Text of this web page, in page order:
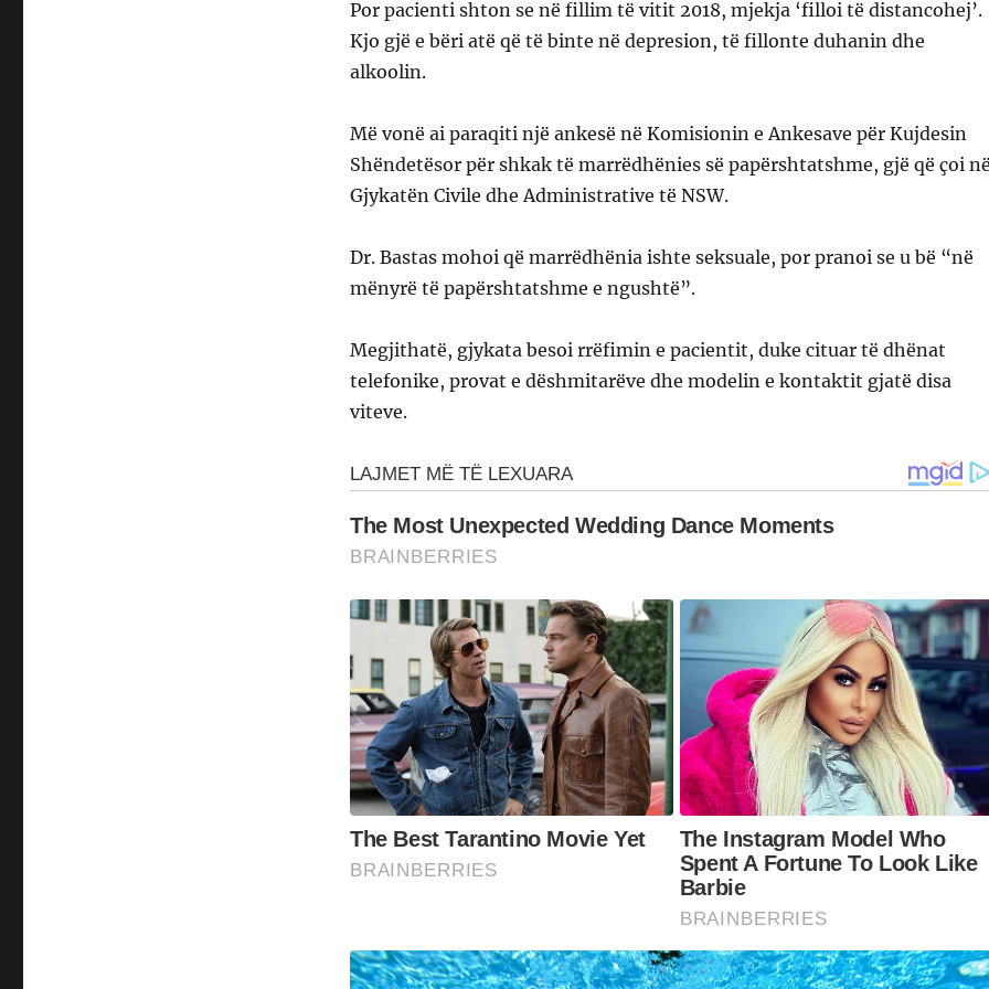
Por pacienti shton se në fillim të vitit 2018, mjekja ‘filloi të distancohej’.
Kjo gjë e bëri atë që të binte në depresion, të fillonte duhanin dhe
alkoolin.
Më vonë ai paraqiti një ankesë në Komisionin e Ankesave për Kujdesin
Shëndetësor për shkak të marrëdhënies së papërshtatshme, gjë që çoi
Gjykatën Civile dhe Administrative të NSW.
Dr. Bastas mohoi që marrëdhënia ishte seksuale, por pranoi se u bë “në
mënyrë të papërshtatshme e ngushtë”.
Megjithatë, gjykata besoi rrëfimin e pacientit, duke cituar të dhënat
telefonike, provat e dëshmitarëve dhe modelin e kontaktit gjatë disa
viteve.